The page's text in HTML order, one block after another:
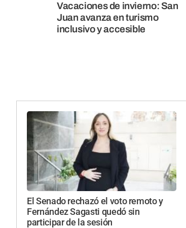
Vacaciones de invierno: San
Juan avanza en turismo
inclusivo y accesible
El Senado rechazó el voto remoto y
Fernández Sagasti quedó sin
participar de la sesión